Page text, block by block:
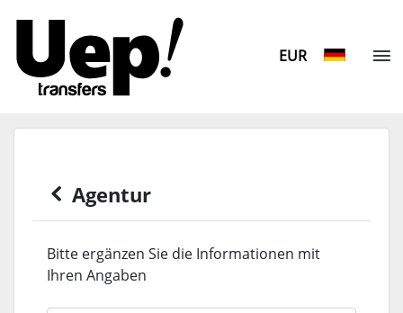
EUR
Agentur
Bitte ergänzen Sie die Informationen mit
Ihren Angaben